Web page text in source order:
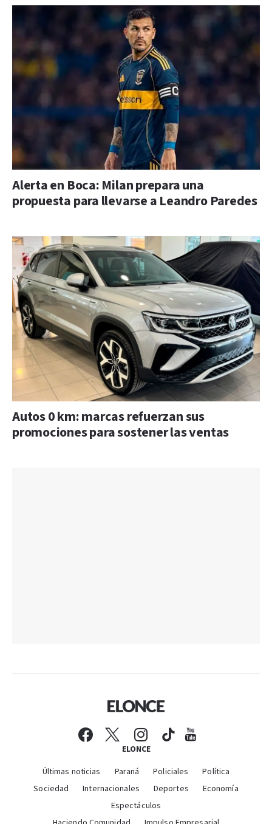
Alerta en Boca: Milan prepara una
propuesta para llevarse a Leandro Paredes
Autos 0 km: marcas refuerzan sus
promociones para sostener las ventas
ELONCE
Últimas noticias Paraná Policiales
Política
Sociedad
Internacionales Deportes
Economía
Espectáculos